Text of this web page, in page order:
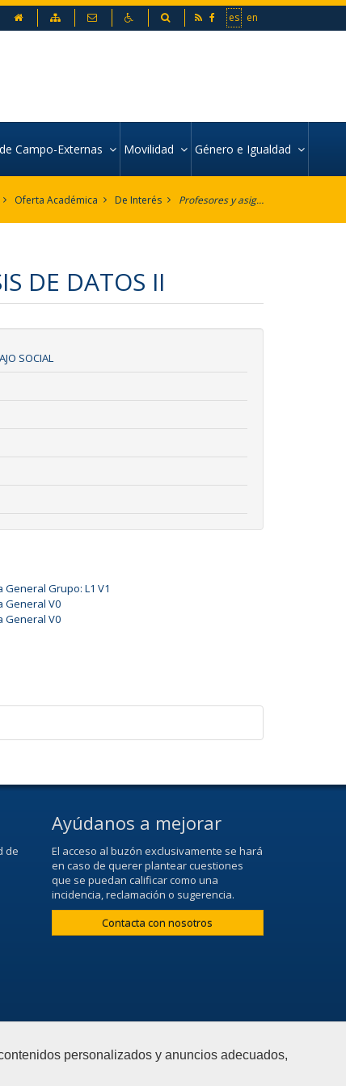
personalizados y anuncios adecuados,
es en
Mapa web Contacto AccesibilidadBuscador
Campo-Externas Movilidad Género e Igualdad
Oferta Académica De Interés Profesores y asignaturas por Departamento
DE DATOS II
SOCIAL
General Grupo: L1 V1
General V0
General V0
de
Ayúdanos a mejorar
El acceso al buzón exclusivamente se hará
en caso de querer plantear cuestiones
que se puedan calificar como una
incidencia, reclamación o sugerencia.
Contacta con nosotros